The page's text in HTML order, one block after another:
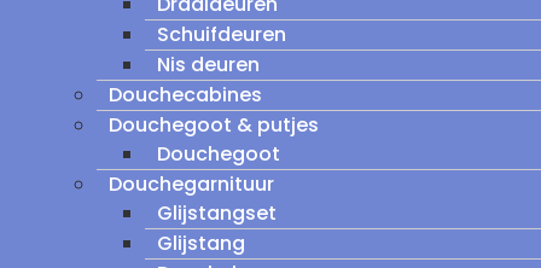
Schuifdeuren
Nis deuren
Douchecabines
Douchegoot & putjes
Douchegoot
Douchegarnituur
Glijstangset
Glijstang